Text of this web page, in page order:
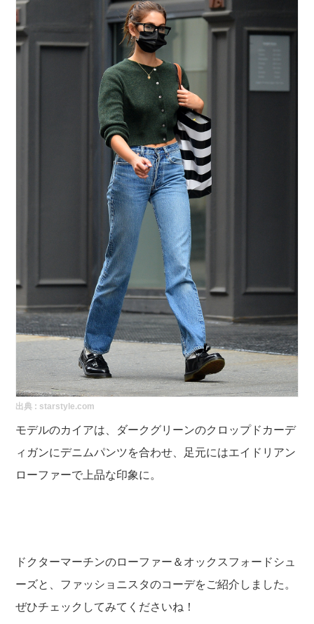
出典 : starstyle.com
モデルのカイアは、ダークグリーンのクロップドカーデ
ィガンにデニムパンツを合わせ、足元にはエイドリアン
ローファーで上品な印象に。
ドクターマーチンのローファー＆オックスフォードシュ
ーズと、ファッショニスタのコーデをご紹介しました。
ぜひチェックしてみてくださいね！